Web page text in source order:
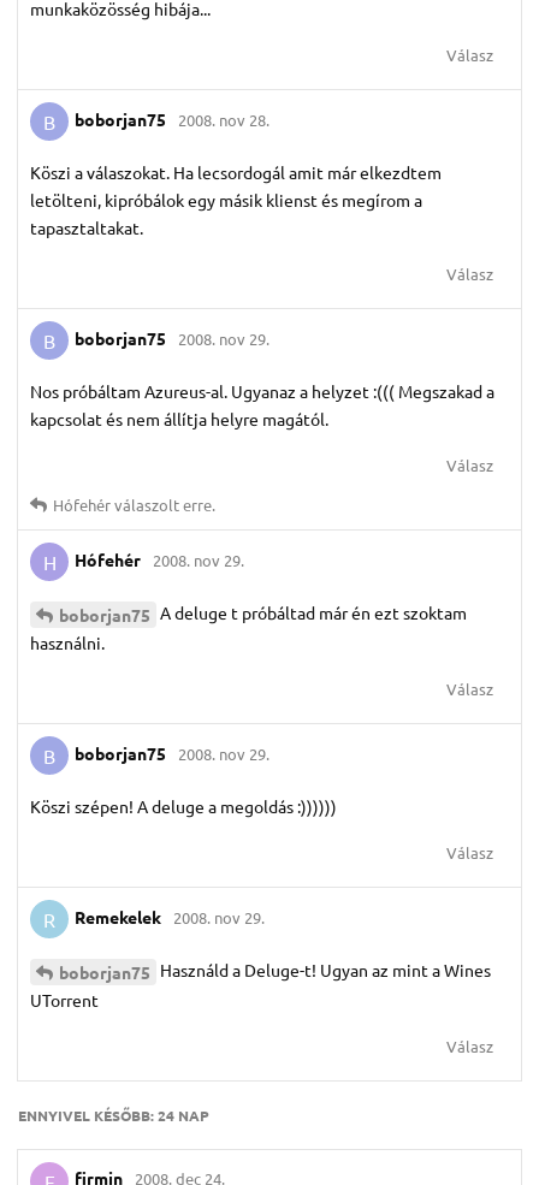
munkaközösség hibája...
Válasz
B boborjan75 2008. nov 28.
Köszi a válaszokat. Ha lecsordogál amit már elkezdtem
letölteni, kipróbálok egy másik klienst és megírom a
tapasztaltakat.
Válasz
B boborjan75 2008. nov 29.
Nos próbáltam Azureus-al. Ugyanaz a helyzet :((( Megszakad a
kapcsolat és nem állítja helyre magától.
Válasz
Hófehérválaszolt erre.
H Hófehér 2008. nov 29.
boborjan75 A deluge t próbáltad már én ezt szoktam
használni.
Válasz
B boborjan75 2008. nov 29.
Köszi szépen! A deluge a megoldás :))))))
Válasz
R Remekelek 2008. nov 29.
boborjan75 Használd a Deluge-t! Ugyan az mint a Wines
UTorrent
Válasz
ENNYIVEL KÉSŐBB:24 NAP
firmin 2008. dec 24.